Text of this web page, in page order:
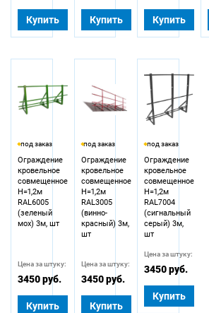
Купить Купить Купить
под заказ
Ограждение
кровельное
совмещенное
Н=1,2м
RAL6005
(зеленый
мох) 3м, шт
Цена за штуку:
3450 руб.
Купить
под заказ
Ограждение
кровельное
совмещенное
Н=1,2м
RAL3005
(винно-
красный) 3м,
шт
Цена за штуку:
3450 руб.
Купить
под заказ
Ограждение
кровельное
совмещенное
Н=1,2м
RAL7004
(сигнальный
серый) 3м,
шт
Цена за штуку:
3450 руб.
Купить